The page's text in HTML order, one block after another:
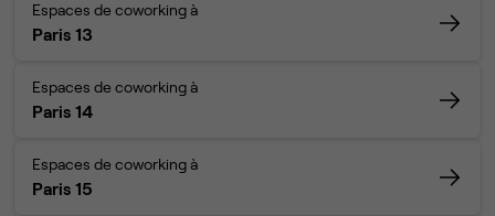
Espaces de coworking à
Paris 13
Espaces de coworking à
Paris 14
Espaces de coworking à
Paris 15